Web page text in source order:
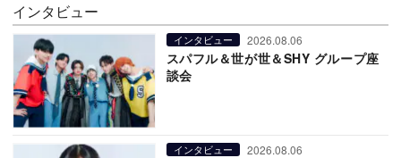
インタビュー
インタビュー 2026.08.06
スパフル＆世が世＆SHY グループ座
談会
インタビュー 2026.08.06